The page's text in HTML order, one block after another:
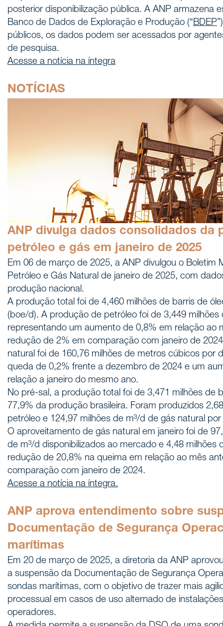
posterior disponibilização pública. A ANP armazena
Banco de Dados de Exploração e Produção (“BDEP
públicos, os dados podem ser acessados por
de pesquisa.
Acesse a notícia na íntegra
NOTÍCIAS
ANP divulga dados consolidados da
petróleo e gás em janeiro de 2025
Em 06 de março de 2025, a ANP divulgou o Boletim
Petróleo e Gás Natural de janeiro de 2025, com
produção nacional.
A produção total foi de 4,460 milhões de barris de
(boe/d). A produção de petróleo foi de 3,449
representando um aumento de 0,8% em relação ao
redução de 2% em comparação com janeiro de
natural foi de 160,76 milhões de metros cúbicos por
queda de 0,2% frente a dezembro de 2024 e um
relação a janeiro do mesmo ano.
No pré-sal, a produção total foi de 3,471 milhões de
77,9% da produção brasileira. Foram produzidos
petróleo e 124,97 milhões de m³/d de gás natural
O aproveitamento de gás natural em janeiro foi de
de m³/d disponibilizados ao mercado e 4,48 milhões
redução de 20,8% na queima em relação ao mês
comparação com janeiro de 2024.
Acesse a notícia na íntegra.
ANP aprova entendimento sobre
Documentação de Segurança
marítimas
Em 20 de março de 2025, a diretoria da ANP
a suspensão da Documentação de Segurança
sondas marítimas, com o objetivo de trazer mais
processual em casos de uso alternado de
operadores.